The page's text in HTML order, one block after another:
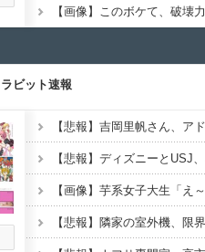
ラビット速報